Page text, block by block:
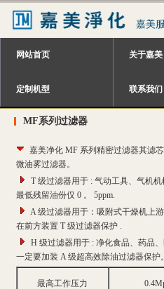
嘉美
网站首页 关于嘉美
定制机型 联系我们
MF系列过滤器
嘉美净化 MF 系列精密过滤器其滤
微油雾过滤器。
T 级过滤器用于 : 气动工具、气机
最低残留油份仅 0 。 5ppm.
A 级过滤器用于：吸附式干燥机上
在前方装置 T 级过滤器保护 .
H 级过滤器用于 : 净化食品、药品
一定要加装 A 级超高效除油过滤器保护
最高工作压力